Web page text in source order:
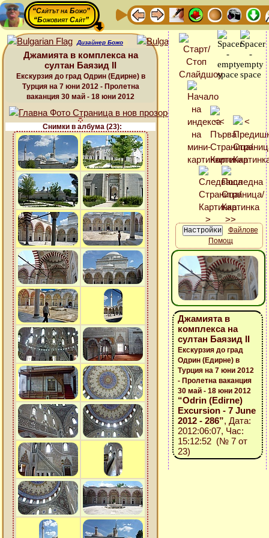
“Сайтът на Божо”
“Божовият Сайт”
Дизайнер Божо
Джамията в комплекса на
султан Баязид ІІ
Екскурзия до град Одрин (Едирне) в
Турция на 7 юни 2012 - Пролетна
ваканция 30 май - 18 юни 2012
Снимки в албума (23):
Файлове
Помощ
Джамията в
комплекса на
султан Баязид ІІ
Екскурзия до град
Одрин (Едирне) в
Турция на 7 юни 2012
- Пролетна ваканция
30 май - 18 юни 2012
“Odrin (Edirne)
Excursion - 7 June
2012 - 286”, Дата:
2012:06:07, Час:
15:12:52 (№ 7 от
23)